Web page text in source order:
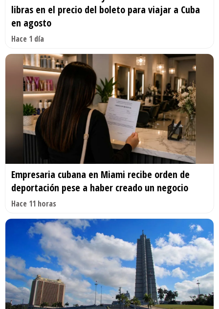
libras en el precio del boleto para viajar a Cuba
en agosto
Hace 1 día
Empresaria cubana en Miami recibe orden de
deportación pese a haber creado un negocio
Hace 11 horas